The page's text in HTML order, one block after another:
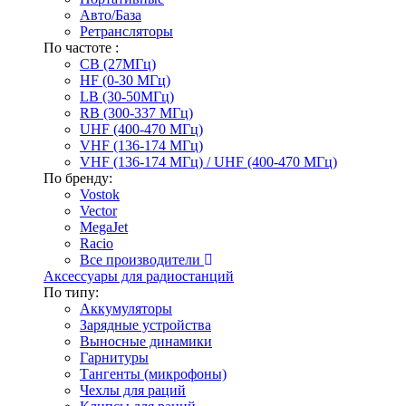
Авто/База
Ретрансляторы
По частоте :
CB (27МГц)
HF (0-30 МГц)
LB (30-50МГц)
RB (300-337 МГц)
UHF (400-470 МГц)
VHF (136-174 МГц)
VHF (136-174 МГц) / UHF (400-470 МГц)
По бренду:
Vostok
Vector
MegaJet
Racio
Все производители
Аксессуары для радиостанций
По типу:
Аккумуляторы
Зарядные устройства
Выносные динамики
Гарнитуры
Тангенты (микрофоны)
Чехлы для раций